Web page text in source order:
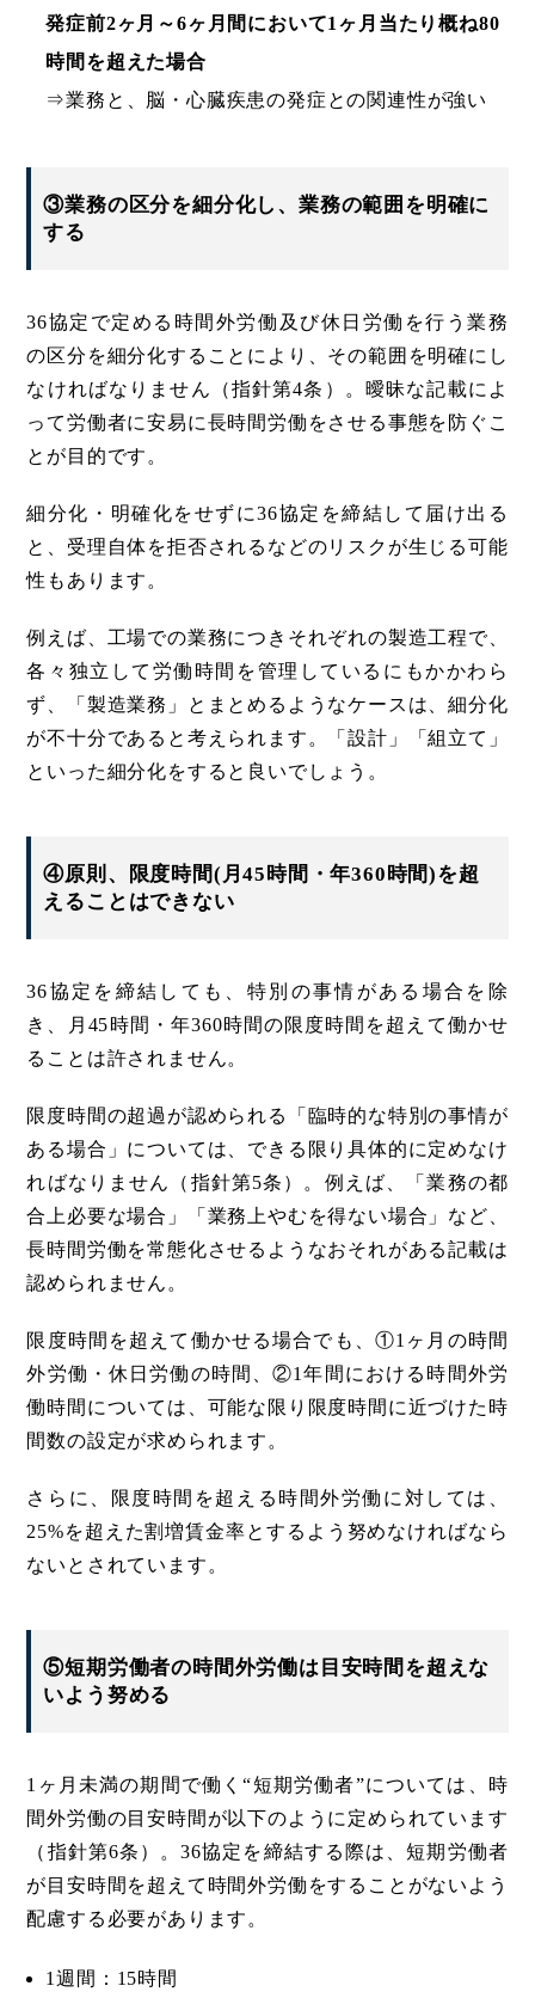
発症前2ヶ月～6ヶ月間において1ヶ月当たり概ね80
時間を超えた場合
⇒業務と、脳・心臓疾患の発症との関連性が強い
③業務の区分を細分化し、業務の範囲を明確に
する
36協定で定める時間外労働及び休日労働を行う業務
の区分を細分化することにより、その範囲を明確にし
なければなりません（指針第4条）。曖昧な記載によ
って労働者に安易に長時間労働をさせる事態を防ぐこ
とが目的です。
細分化・明確化をせずに36協定を締結して届け出る
と、受理自体を拒否されるなどのリスクが生じる可能
性もあります。
例えば、工場での業務につきそれぞれの製造工程で、
各々独立して労働時間を管理しているにもかかわら
ず、「製造業務」とまとめるようなケースは、細分化
が不十分であると考えられます。「設計」「組立て」
といった細分化をすると良いでしょう。
④原則、限度時間(月45時間・年360時間)を超
えることはできない
36協定を締結しても、特別の事情がある場合を除
き、月45時間・年360時間の限度時間を超えて働かせ
ることは許されません。
限度時間の超過が認められる「臨時的な特別の事情が
ある場合」については、できる限り具体的に定めなけ
ればなりません（指針第5条）。例えば、「業務の都
合上必要な場合」「業務上やむを得ない場合」など、
長時間労働を常態化させるようなおそれがある記載は
認められません。
限度時間を超えて働かせる場合でも、①1ヶ月の時間
外労働・休日労働の時間、②1年間における時間外労
働時間については、可能な限り限度時間に近づけた時
間数の設定が求められます。
さらに、限度時間を超える時間外労働に対しては、
25%を超えた割増賃金率とするよう努めなければなら
ないとされています。
⑤短期労働者の時間外労働は目安時間を超えな
いよう努める
1ヶ月未満の期間で働く“短期労働者”については、時
間外労働の目安時間が以下のように定められています
（指針第6条）。36協定を締結する際は、短期労働者
が目安時間を超えて時間外労働をすることがないよう
配慮する必要があります。
1週間：15時間